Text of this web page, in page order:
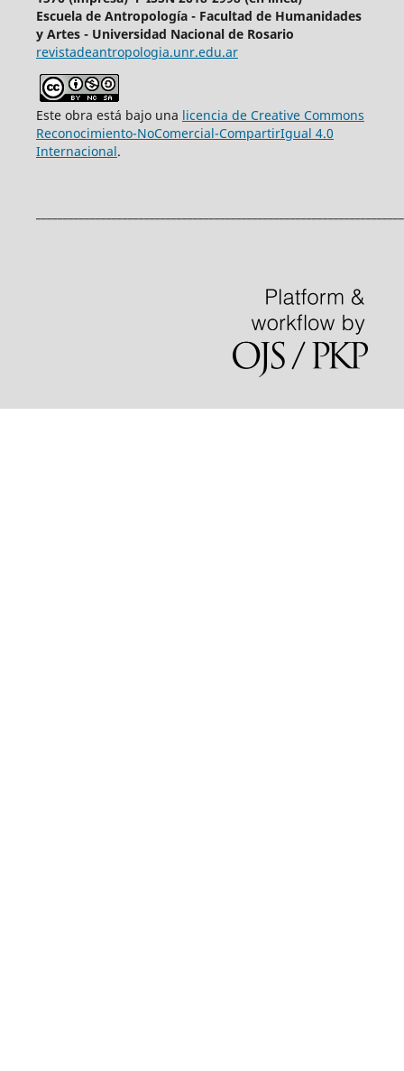
Escuela de Antropología - Facultad de Humanidades
y Artes - Universidad Nacional de Rosario
revistadeantropologia.unr.edu.ar
Este obra está bajo una licencia de Creative Commons
Reconocimiento-NoComercial-CompartirIgual 4.0
Internacional.